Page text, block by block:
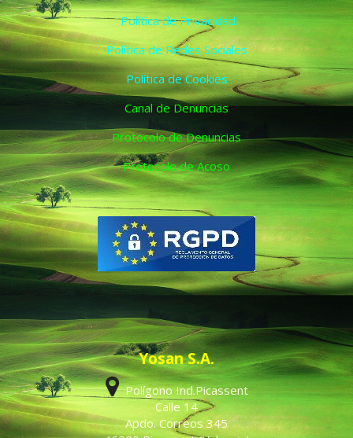
Política de Privacidad
Política de Redes Sociales
Política de Cookies
Canal de Denuncias
Protocolo de Denuncias
Protocolo de Acoso
Yosan S.A.
Polígono Ind.Picassent
Calle 14
Apdo. Correos 345